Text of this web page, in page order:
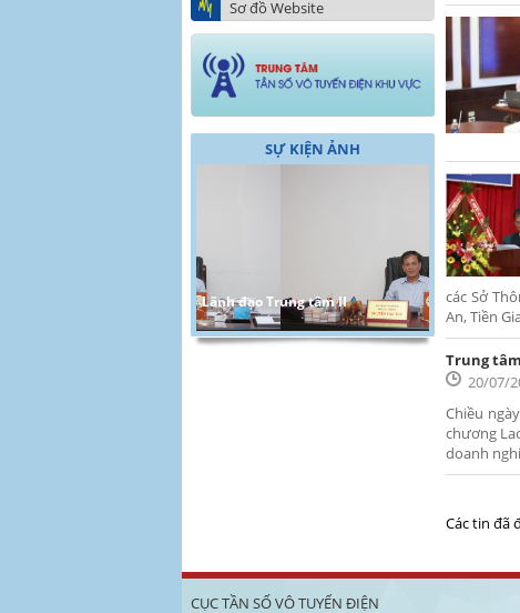
Sơ đồ Website
SỰ KIỆN ẢNH
Lãnh đạo Trung tâm II
các Sở
An, Tiền
Trung
20/07/
Chiều
chương
doanh
Các tin đã
CỤC TẦN SỐ VÔ TUYẾN ĐIỆN